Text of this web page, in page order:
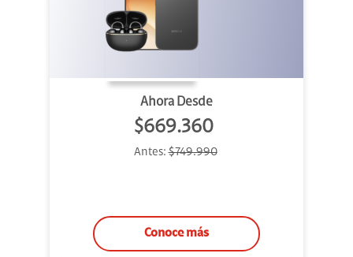
Ahora Desde
$669.360
Antes:$749.990
Conoce más